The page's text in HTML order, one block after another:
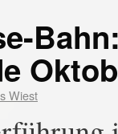
Wiest